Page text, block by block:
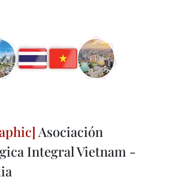
Asociación
Integral Vietnam -